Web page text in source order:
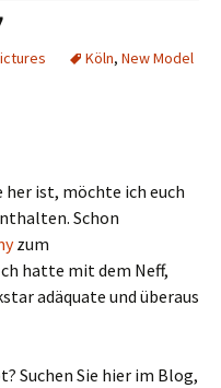
Köln, New Model
her ist, möchte ich euch
Schon
zum
hatte mit dem Neff,
adäquate und überaus
Suchen Sie hier im Blog,